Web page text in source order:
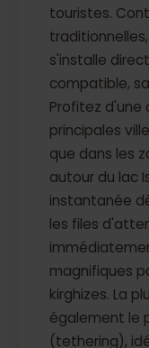
touristes.
s'installe
compatible,
Profitez d'une
principales
que dans les
autour du lac
instantanée
les files
magnifiques
kirghizes. La
également le
(tethering),